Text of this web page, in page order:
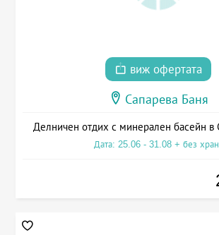
виж офертата
Сапарева Баня
Делничен отдих с минерален басейн в
Дата: 25.06 - 31.08 + без